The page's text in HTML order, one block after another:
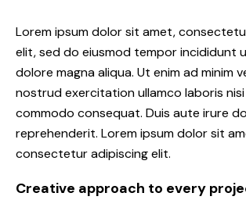
Lorem ipsum dolor sit amet,
elit, sed do eiusmod tempor incididunt
dolore magna aliqua. Ut enim ad minim
nostrud exercitation ullamco laboris
commodo consequat. Duis aute irure
reprehenderit. Lorem ipsum dolor sit
consectetur adipiscing elit.
Creative approach to every